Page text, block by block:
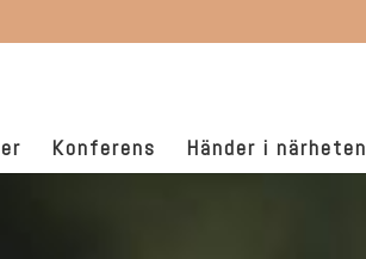
Konferens Händer i närheten